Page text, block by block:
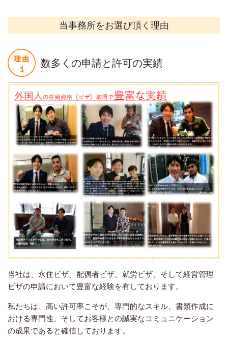
当事務所をお選び頂く理由
数多くの申請と許可の実績
当社は、永住ビザ、配偶者ビザ、就労ビザ、そして経営管理
ビザの申請において豊富な経験を有しております。
私たちは、高い許可率こそが、専門的なスキル、書類作成に
おける専門性、そしてお客様との誠実なコミュニケーション
の成果であると確信しております。